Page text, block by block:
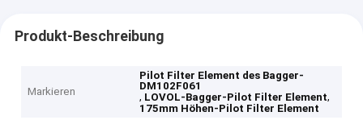
Produkt-Beschreibung
Markieren
Pilot Filter Element des Bagger-
DM102F061
, LOVOL-Bagger-Pilot Filter Element,
175mm Höhen-Pilot Filter Element